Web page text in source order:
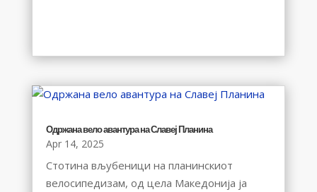
Одржана вело авантура на Славеј Планина
Apr 14, 2025
Стотина вљубеници на планинскиот
велосипедизам, од цела Македонија ја